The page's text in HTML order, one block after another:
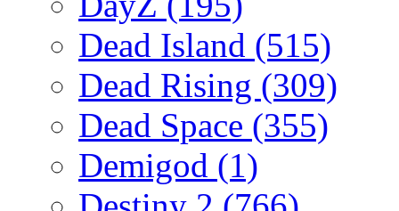
Dead Island (515)
Dead Rising (309)
Dead Space (355)
Demigod (1)